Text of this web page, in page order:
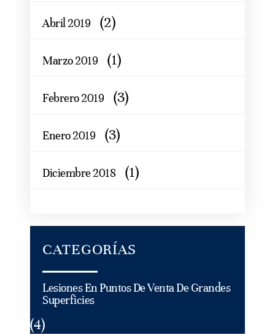
Abril 2019 (2)
Marzo 2019 (1)
Febrero 2019 (3)
Enero 2019 (3)
Diciembre 2018 (1)
CATEGORÍAS
Lesiones En Puntos De Venta De Grandes
Superficies
(4)